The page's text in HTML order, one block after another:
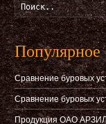
Популярное
Сравнение буровых
Сравнение буровых
Продукция ОАО